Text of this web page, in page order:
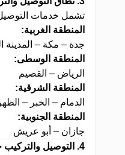
تشمل خدمات التوصيل
المنطقة الغربية:
جدة – مكة – المدينة
المنطقة الوسطى:
الرياض – القصيم
المنطقة الشرقية:
الدمام – الخبر –
المنطقة الجنوبية:
جازان – أبو عريش
4.
التوصيل والتركيب